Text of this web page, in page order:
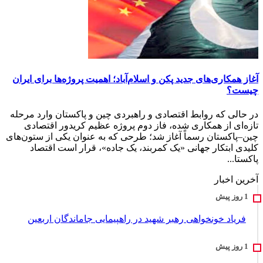
آغاز همکاری‌های جدید پکن و اسلام‌آباد؛ اهمیت پروژه‌ها برای ایران
چیست؟
در حالی که روابط اقتصادی و راهبردی چین و پاکستان وارد مرحله
تازه‌ای از همکاری شده، فاز دوم پروژه عظیم کریدور اقتصادی
چین–پاکستان رسماً آغاز شد؛ طرحی که به عنوان یکی از ستون‌های
کلیدی ابتکار جهانی «یک کمربند، یک جاده»، قرار است اقتصاد
پاکستا...
آخرین اخبار
فریاد خونخواهی رهبر شهید در راهپیمایی جاماندگان اربعین